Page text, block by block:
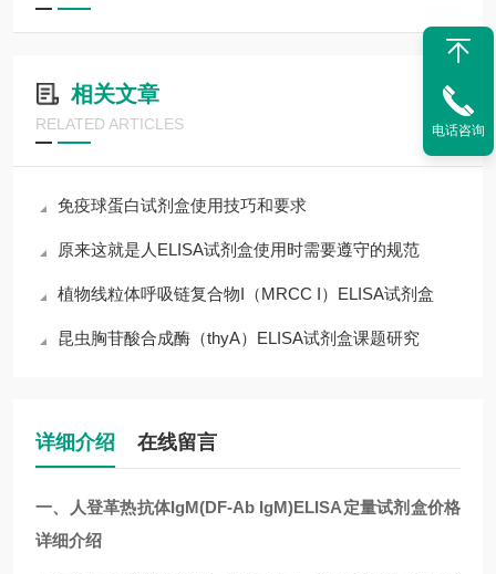
相关文章
RELATED ARTICLES
免疫球蛋白试剂盒使用技巧和要求
原来这就是人ELISA试剂盒使用时需要遵守的规范
植物线粒体呼吸链复合物I（MRCC I）ELISA试剂盒
昆虫胸苷酸合成酶（thyA）ELISA试剂盒课题研究
详细介绍 在线留言
一、人登革热抗体IgM(DF-Ab IgM)ELISA定量试剂盒价格
详细介绍
电话咨询